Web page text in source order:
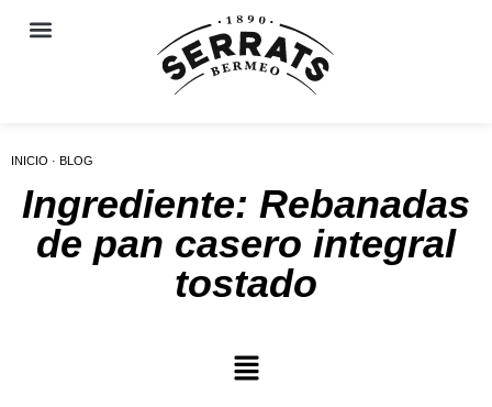
INICIO · BLOG
Ingrediente: Rebanadas
de pan casero integral
tostado